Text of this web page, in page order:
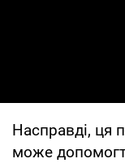
Насправді, ця
може